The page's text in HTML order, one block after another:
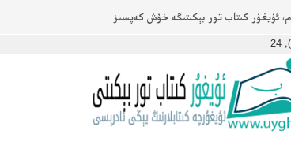
ئۇيغۇر كىتاب تور بېكىتىگە خۇش كەپسىز